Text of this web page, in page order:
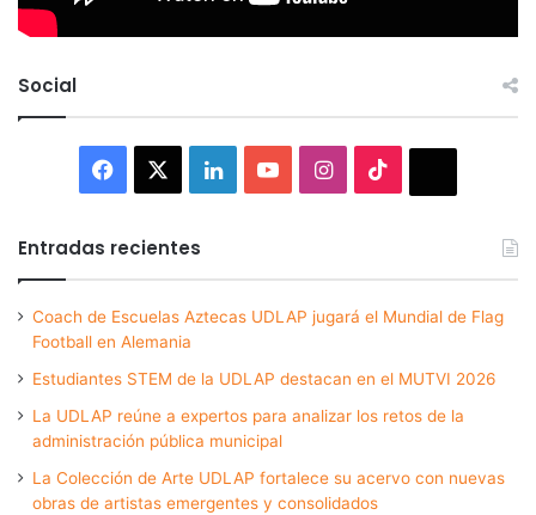
Social
Facebook LinkedInYouTubeInstagram
Entradas recientes
Coach de Escuelas Aztecas UDLAP jugará el Mundial de Flag
Football en Alemania
Estudiantes STEM de la UDLAP destacan en el MUTVI 2026
La UDLAP reúne a expertos para analizar los retos de la
administración pública municipal
La Colección de Arte UDLAP fortalece su acervo con nuevas
obras de artistas emergentes y consolidados